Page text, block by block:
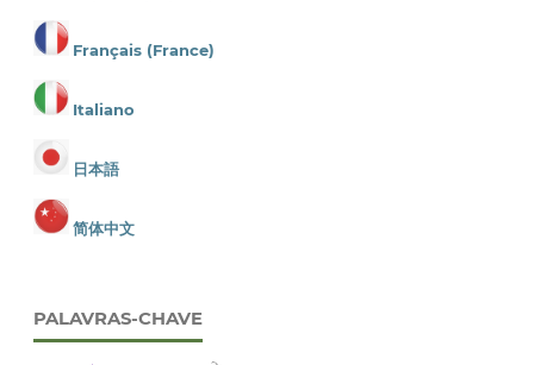
Français (France)
Italiano
日本語
简体中文
PALAVRAS-CHAVE